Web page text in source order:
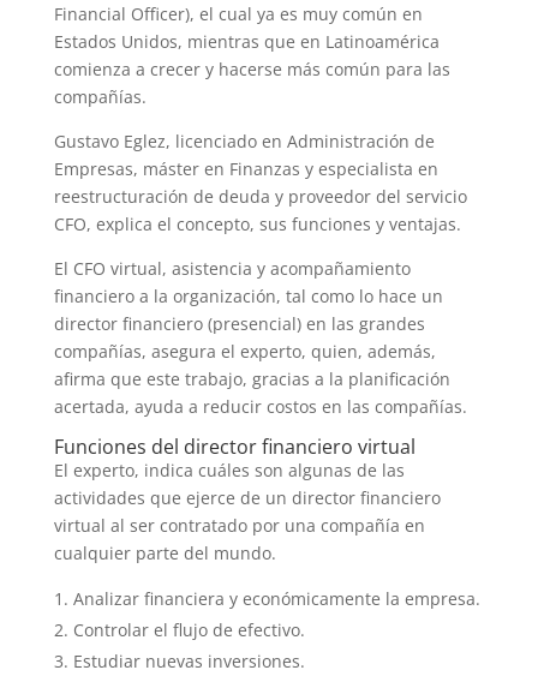
Financial Officer), el cual ya es muy común en
Estados Unidos, mientras que en Latinoamérica
comienza a crecer y hacerse más común para las
compañías.
Gustavo Eglez, licenciado en Administración de
Empresas, máster en Finanzas y especialista en
reestructuración de deuda y proveedor del servicio
CFO, explica el concepto, sus funciones y ventajas.
El CFO virtual, asistencia y acompañamiento
financiero a la organización, tal como lo hace un
director financiero (presencial) en las grandes
compañías, asegura el experto, quien, además,
afirma que este trabajo, gracias a la planificación
acertada, ayuda a reducir costos en las compañías.
Funciones del director financiero virtual
El experto, indica cuáles son algunas de las
actividades que ejerce de un director financiero
virtual al ser contratado por una compañía en
cualquier parte del mundo.
Analizar financiera y económicamente la empresa.
Controlar el flujo de efectivo.
Estudiar nuevas inversiones.